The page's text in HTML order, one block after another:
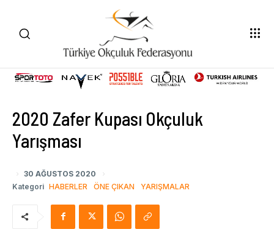
2020 Zafer Kupası Okçuluk
Yarışması
30 AĞUSTOS 2020
Kategori HABERLER ÖNE ÇIKAN YARIŞMALAR